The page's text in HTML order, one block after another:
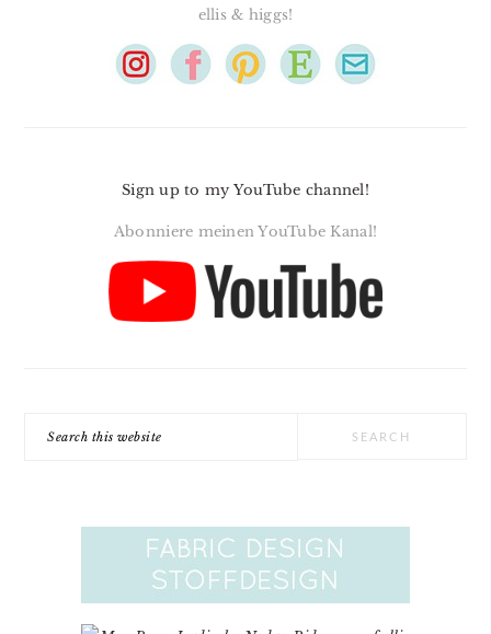
ellis & higgs!
Sign up to my YouTube channel!
Abonniere meinen YouTube Kanal!